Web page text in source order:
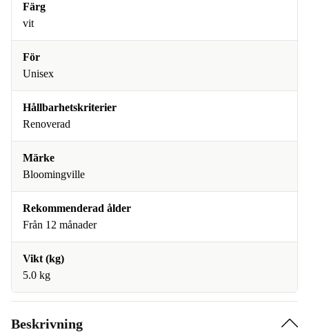
Färg
vit
För
Unisex
Hållbarhetskriterier
Renoverad
Märke
Bloomingville
Rekommenderad ålder
Från 12 månader
Vikt (kg)
5.0 kg
Beskrivning